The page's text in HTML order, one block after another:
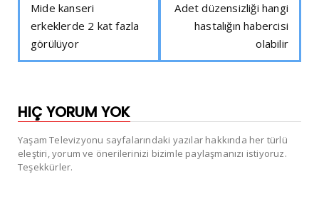
Mide kanseri
erkeklerde 2 kat fazla
görülüyor
Adet düzensizliği hangi
hastalığın habercisi
olabilir
HIÇ YORUM YOK
Yaşam Televizyonu sayfalarındaki yazılar hakkında her türlü
eleştiri, yorum ve önerilerinizi bizimle paylaşmanızı istiyoruz.
Teşekkürler.